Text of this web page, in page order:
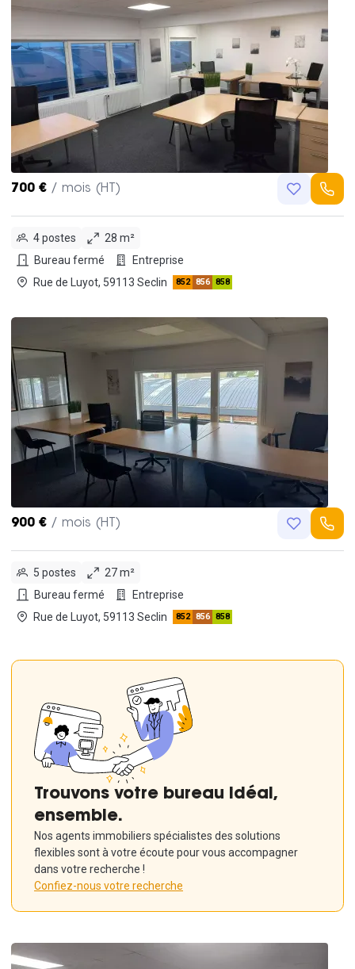
700 € / mois (HT)
4 postes
28 m²
Bureau fermé
Entreprise
Rue de Luyot, 59113 Seclin
852 856 858
900 € / mois (HT)
5 postes
27 m²
Bureau fermé
Entreprise
Rue de Luyot, 59113 Seclin
852 856 858
Trouvons votre bureau idéal,
ensemble.
Nos agents immobiliers spécialistes des solutions
flexibles sont à votre écoute pour vous accompagner
dans votre recherche !
Confiez-nous votre recherche